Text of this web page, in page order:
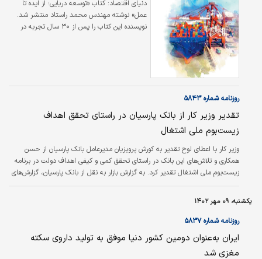
دنیای اقتصاد: کتاب «توسعه دریایی؛ از ایده تا
عمل» نوشته مهندس محمد راستاد منتشر شد.
نویسنده این کتاب را پس از ۳۰ سال تجربه در
محسوب می‌شود.
روزنامه شماره ۵۸۴۳
تقدیر وزیر کار از بانک پارسیان در راستای تحقق اهداف
زیست‌‌‌بوم ملی اشتغال
وزیر کار با اعطای لوح تقدیر به کورش پرویزیان مدیرعامل بانک پارسیان از حسن
همکاری و تلاش‌‌‌های این بانک در راستای تحقق کمی و کیفی اهداف دولت در برنامه
زیست‌‌‌بوم ملی اشتغال تقدیر کرد. به گزارش بازار به نقل از بانک پارسیان، گزارش‌‌‌های
سال ۱۴۰۱، بهترین عملکرد را در حوزه اشتغال‌زایی به نام خود ثبت و بالاترین‌درصد
عملکرد را در بین بانک‌‌‌های کشور از آن خود کرده است.
یکشنبه، ۰۹ مهر ۱۴۰۲
روزنامه شماره ۵۸۳۷
ایران به‌عنوان دومین کشور دنیا موفق به تولید داروی سکته
مغزی شد